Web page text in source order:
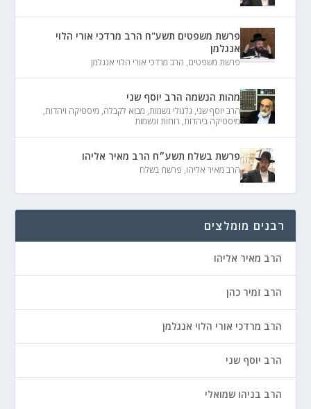
פרשת משפטים תשע"ח הרב מרדכי אורי הלוי
אנגלמן
פרשת משפטים, הרב מרדכי אורי הלוי אנגלמן
מהות הנשמה הרב יוסף שני
הרב יוסף שני, גלגולי נשמות, מבוא לקבלה, מיסטיקה ויהדות,
מיסטיקה ביהדות, רוחות ונשמות
פרשת בשלח תשע״ח הרב מאיר אליהו
הרב מאיר אליהו, פרשת בשלח
רבנים מומלצים
הרב מאיר אליהו
הרב זמיר כהן
הרב מרדכי אורי הלוי אנגלמן
הרב יוסף שני
הרב בניהו שמואלי